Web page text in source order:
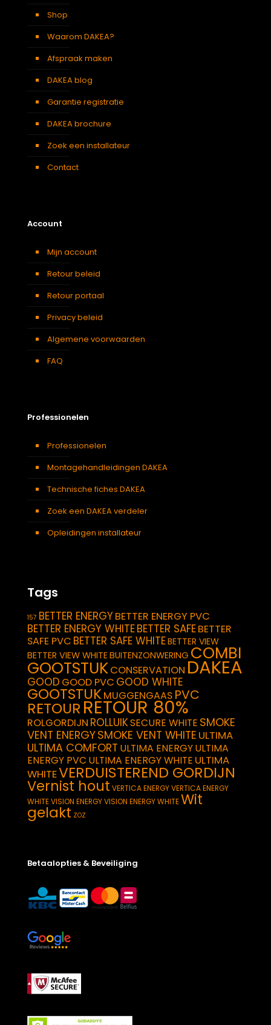
Shop
Waarom DAKEA?
Afspraak maken
DAKEA blog
Garantie registratie
DAKEA brochure
Zoek een installateur
Contact
Account
Mijn account
Retour beleid
Retour portaal
Privacy beleid
Algemene voorwaarden
FAQ
Professionelen
Professionelen
Montagehandleidingen DAKEA
Technische fiches DAKEA
Zoek een DAKEA verdeler
Opleidingen installateur
Tags
157 BETTER ENERGYBETTER ENERGY PVC
BETTER ENERGY WHITEBETTER SAFEBETTER
SAFE PVC BETTER SAFE WHITEBETTER VIEW
BETTER VIEW WHITEBUITENZONWERING COMBI
GOOTSTUKCONSERVATION DAKEA
GOOD GOOD PVC GOOD WHITE
GOOTSTUKMUGGENGAAS PVC
RETOUR RETOUR 80%
ROLGORDIJN ROLLUIKSECURE WHITE SMOKE
VENT ENERGYSMOKE VENT WHITE ULTIMA
ULTIMA COMFORT ULTIMA ENERGYULTIMA
ENERGY PVC ULTIMA ENERGY WHITE ULTIMA
WHITEVERDUISTEREND GORDIJN
Vernist hout VERTICA ENERGYVERTICA ENERGY
WHITEVISION ENERGYVISION ENERGY WHITEWit
gelakt ZOZ
Betaalopties & Beveiliging